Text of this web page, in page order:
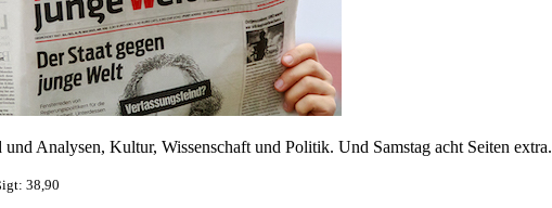
Analysen, Kultur, Wissenschaft und Politik. Und Samstag acht Seiten extra.
38,90